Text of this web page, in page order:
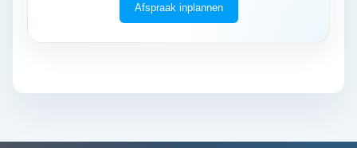
Afspraak inplannen